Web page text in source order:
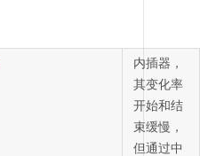
内插器，
其变化率
开始和结
束缓慢，
但通过中